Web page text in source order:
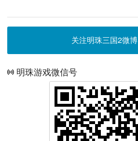
关注明珠三国2微博
明珠游戏微信号